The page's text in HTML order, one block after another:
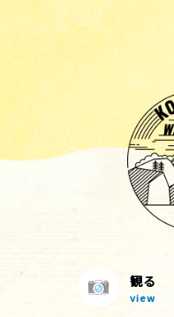
観る
view